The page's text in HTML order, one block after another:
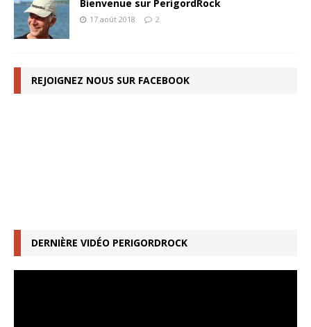
Bienvenue sur PerigordRock
17 août 2018 2
REJOIGNEZ NOUS SUR FACEBOOK
DERNIÈRE VIDÉO PERIGORDROCK